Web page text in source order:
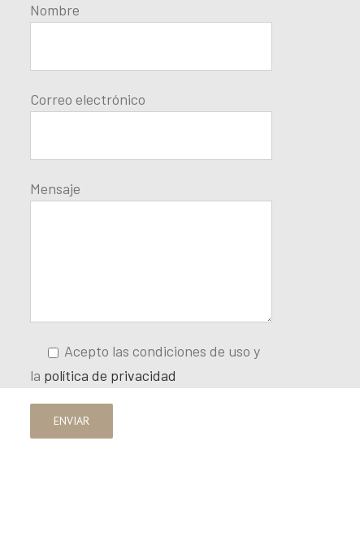
Nombre
Correo electrónico
Mensaje
Acepto las condiciones de uso y
la política de privacidad